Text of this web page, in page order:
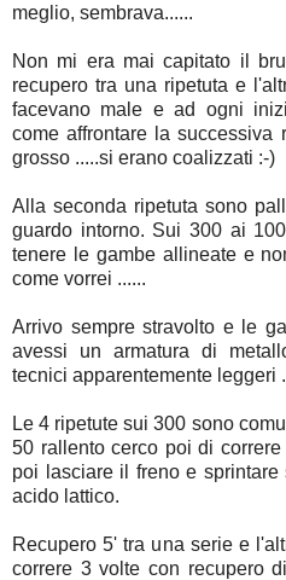
meglio, sembrava......
Non mi era mai capitato il
recupero tra una ripetuta e
facevano male e ad ogni
come affrontare la successiva
grosso .....si erano coalizzati :-)
Alla seconda ripetuta sono
guardo intorno. Sui 300 ai
tenere le gambe allineate e
come vorrei ......
Arrivo sempre stravolto e le
avessi un armatura di
tecnici apparentemente leggeri
Le 4 ripetute sui 300 sono
50 rallento cerco poi di
poi lasciare il freno e
acido lattico.
Recupero 5' tra una serie e
correre 3 volte con recupero